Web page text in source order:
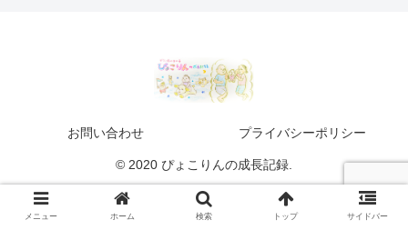
お問い合わせ プライバシーポリシー
© 2020 ぴょこりんの成長記録.
メニュー ホーム 検索 トップ サイドバー